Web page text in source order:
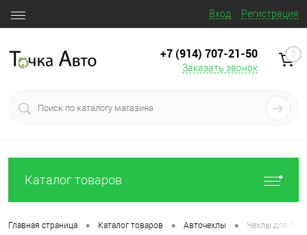
Вход Регистрация
+7 (914) 707‒21‒50
Заказать звонок
0
Каталог товаров
Главная страница • Каталог товаров • Авточехлы • Чехлы для